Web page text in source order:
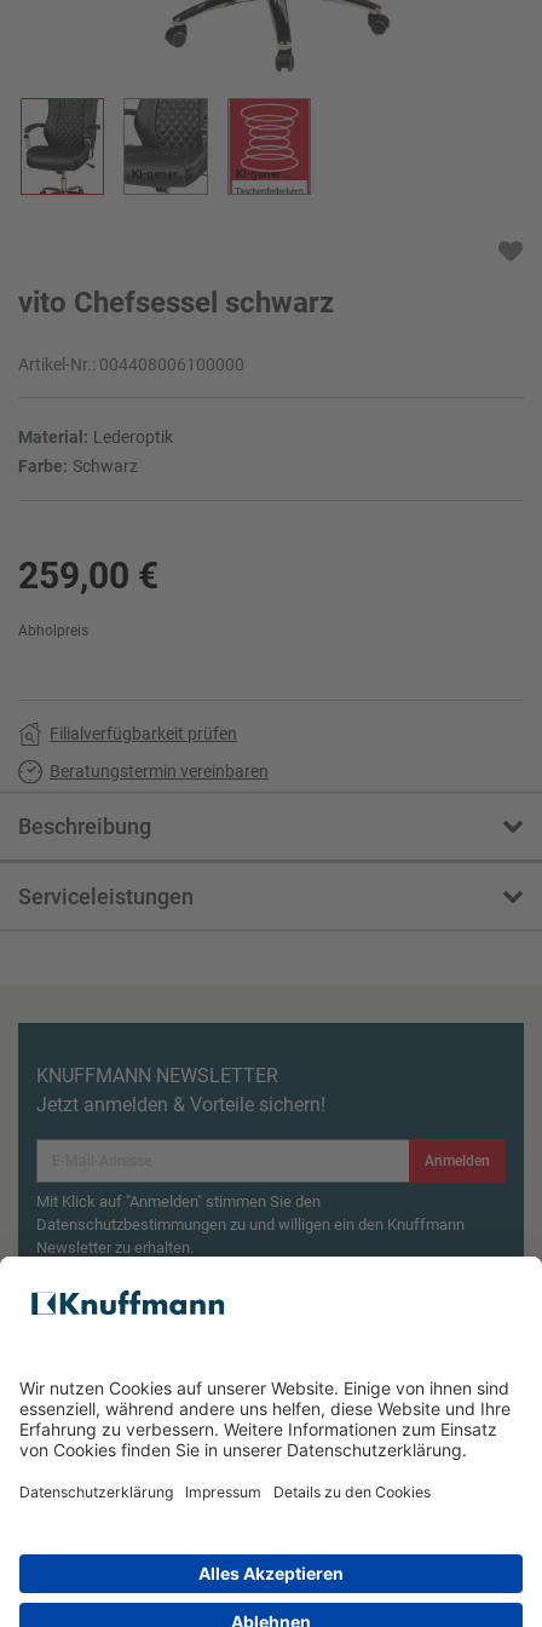
KI-generiert KI-generiert
vito Chefsessel schwarz
Artikel-Nr.: 004408006100000
Material: Lederoptik
Farbe: Schwarz
259,00 €
Abholpreis
Filialverfügbarkeit prüfen
Beratungstermin vereinbaren
Beschreibung
Serviceleistungen
KNUFFMANN NEWSLETTER
Jetzt anmelden & Vorteile sichern!
Anmelden
Mit Klick auf "Anmelden" stimmen Sie den
Datenschutzbestimmungen zu und willigen ein den Knuffmann
Newsletter zu erhalten.
Aktionsbedingungen¹
Wasserkocher